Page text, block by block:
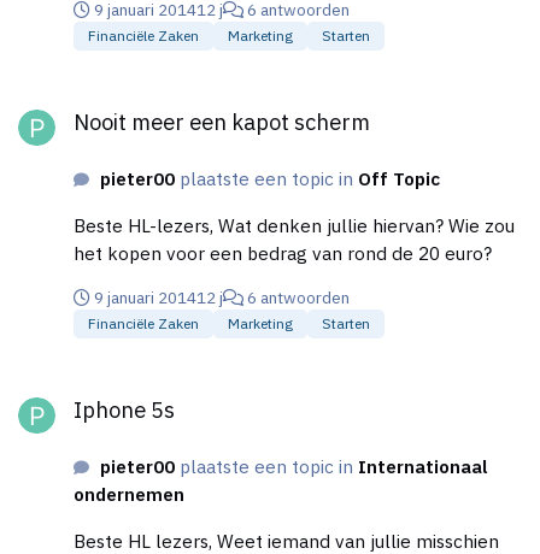
9 januari 201412 j 6 antwoorden
Financiële Zaken Marketing Starten
Nooit meer een kapot scherm
pieter00 plaatste een topic in Off Topic
Beste HL-lezers, Wat denken jullie hiervan? Wie zou
het kopen voor een bedrag van rond de 20 euro?
9 januari 201412 j 6 antwoorden
Financiële Zaken Marketing Starten
Iphone 5s
pieter00 plaatste een topic in Internationaal
ondernemen
Beste HL lezers, Weet iemand van jullie misschien